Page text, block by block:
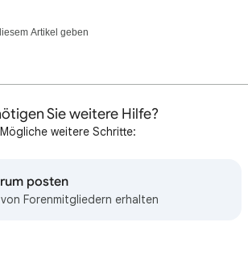
Artikel geben
Sie weitere Hilfe?
Mögliche weitere Schritte:
posten
Forenmitgliedern erhalten